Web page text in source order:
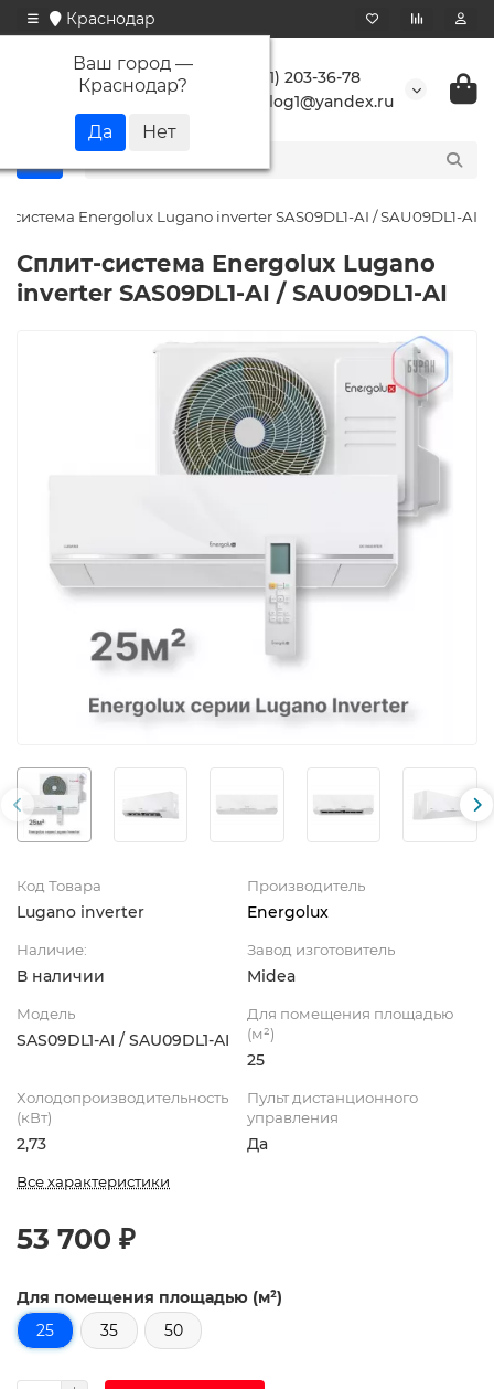
Краснодар
Ваш город —
Краснодар?
+7 (861) 203-36-78
buranlog1@yandex.ru
система Energolux Lugano inverter SAS09DL1-AI / SAU09DL1-AI
Сплит-система Energolux Lugano
inverter SAS09DL1-AI / SAU09DL1-AI
Код Товара
Lugano inverter
Производитель
Energolux
Наличие:
В наличии
Завод изготовитель
Midea
Модель
SAS09DL1-AI / SAU09DL1-AI
Для помещения площадью
(м²)
25
Холодопроизводительность
(кВт)
2,73
Пульт дистанционного
управления
Да
Все характеристики
53 700 ₽
Для помещения площадью (м²)
25
35 50